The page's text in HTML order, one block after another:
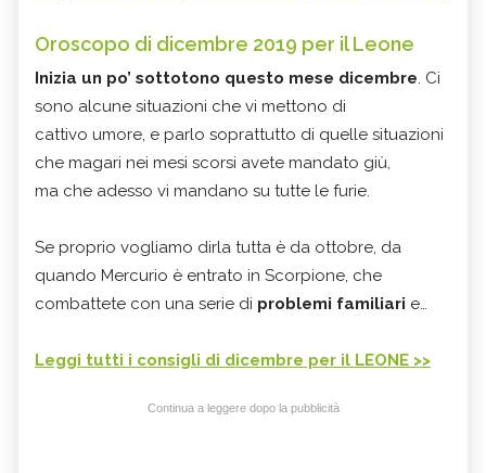
Oroscopo di dicembre 2019 per il Leone
Inizia un po’ sottotono questo mese dicembre. Ci
sono alcune situazioni che vi mettono di
cattivo umore, e parlo soprattutto di quelle situazioni
che magari nei mesi scorsi avete mandato giù,
ma che adesso vi mandano su tutte le furie.
Se proprio vogliamo dirla tutta è da ottobre, da
quando Mercurio è entrato in Scorpione, che
combattete con una serie di problemi familiari e…
Leggi tutti i consigli di dicembre per il LEONE >>
Continua a leggere dopo la pubblicità